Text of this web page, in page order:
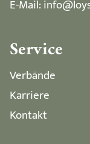
E-Mail:
Service
Verbände
Karriere
Kontakt